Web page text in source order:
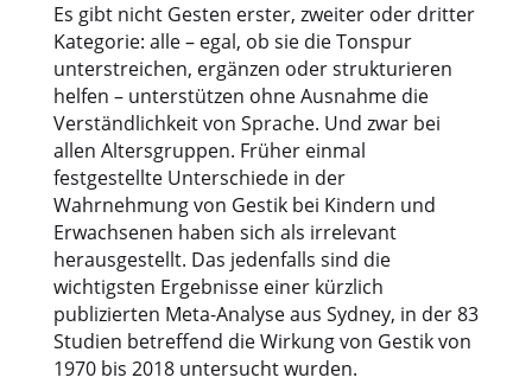
Es gibt nicht Gesten erster, zweiter oder dritter
Kategorie: alle – egal, ob sie die Tonspur
unterstreichen, ergänzen oder strukturieren
helfen – unterstützen ohne Ausnahme die
Verständlichkeit von Sprache. Und zwar bei
allen Altersgruppen. Früher einmal
festgestellte Unterschiede in der
Wahrnehmung von Gestik bei Kindern und
Erwachsenen haben sich als irrelevant
herausgestellt. Das jedenfalls sind die
wichtigsten Ergebnisse einer kürzlich
publizierten Meta-Analyse aus Sydney, in der 83
Studien betreffend die Wirkung von Gestik von
1970 bis 2018 untersucht wurden.